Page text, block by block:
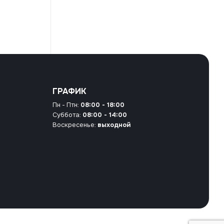
ГРАФИК
Пн - Птн: 08:00 - 18:00
Суббота: 08:00 - 14:00
Воскресенье: выходной